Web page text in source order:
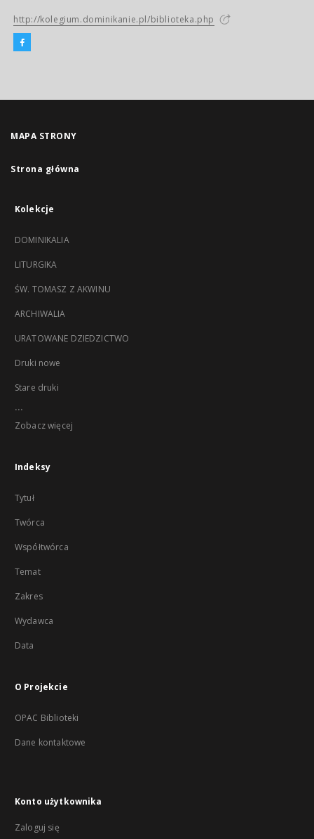
http://kolegium.dominikanie.pl/biblioteka.php
MAPA STRONY
Strona główna
Kolekcje
DOMINIKALIA
LITURGIKA
ŚW. TOMASZ Z AKWINU
ARCHIWALIA
URATOWANE DZIEDZICTWO
Druki nowe
Stare druki
...
Zobacz więcej
Indeksy
Tytuł
Twórca
Współtwórca
Temat
Zakres
Wydawca
Data
O Projekcie
OPAC Biblioteki
Dane kontaktowe
Konto użytkownika
Zaloguj się